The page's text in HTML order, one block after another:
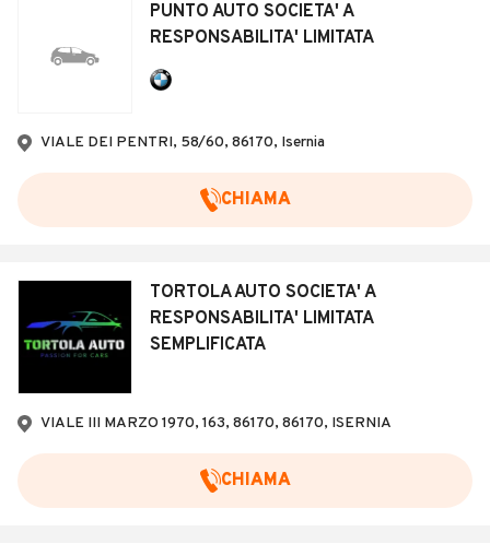
PUNTO AUTO SOCIETA' A
RESPONSABILITA' LIMITATA
VIALE DEI PENTRI, 58/60, 86170, Isernia
CHIAMA
TORTOLA AUTO SOCIETA' A
RESPONSABILITA' LIMITATA
SEMPLIFICATA
VIALE III MARZO 1970, 163, 86170, 86170, ISERNIA
CHIAMA